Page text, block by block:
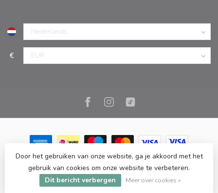
€
© Copyright 2026 Marc Cook & Home | Webshop | Fysieke
kookwinkel in Elst |- Powered byLightspeed-Lightspeed design
byDyvelopment
Door het gebruiken van onze website, ga je akkoord met het
gebruik van cookies om onze website te verbeteren.
Dit bericht verbergen
Meer over cookies »